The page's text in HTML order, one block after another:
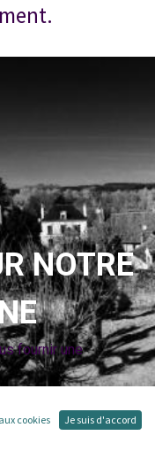
NOTRE
fournir une
cookies Je suis d'accord